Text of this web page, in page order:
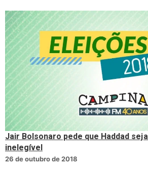
Jair Bolsonaro pede que Haddad
inelegível
26 de outubro de 2018